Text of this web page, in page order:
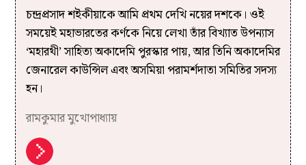
চন্দ্রপ্রসাদ শইকীয়াকে আমি প্রথম দেখি নয়ের দশকে। ওই
সময়েই মহাভারতের কর্ণকে নিয়ে লেখা তাঁর বিখ্যাত উপন্যাস
‘মহারথী’ সাহিত্য অকাদেমি পুরস্কার পায়, আর তিনি অকাদেমির
জেনারেল কাউন্সিল এবং অসমিয়া পরামর্শদাতা সমিতির সদস্য
হন।
রামকুমার মুখোপাধ্যায়